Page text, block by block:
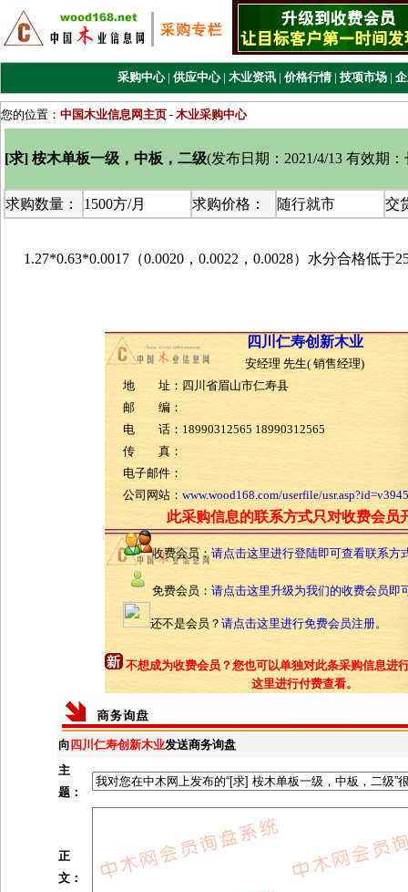
采购中心 | 供应中心 | 木业资讯 | 价格行情 | 技项市场 |
您的位置： 中国木业信息网主页 - 木业采购中心
[求] 桉木单板一级，中板，二级(发布日期：2021/4/13 有效期：
求购数量： 1500方/月 求购价格： 随行就市 交
1.27*0.63*0.0017（0.0020，0.0022，0.0028）水分合格低于
四川仁寿创新木业
安经理 先生( 销售经理)
地 址：四川省眉山市仁寿县
邮 编：
电 话：18990312565 18990312565
传 真：
电子邮件：
公司网站： www.wood168.com/userfile/usr.asp?id=v3945
此采购信息的联系方式只对收费会员
收费会员：请点击这里进行登陆即可查看联系方
免费会员： 请点击这里升级为我们的收费会员即
还不是会员？ 请点击这里进行免费会员注册。
不想成为收费会员？您也可以单独对此条采购信息进
这里进行付费查看。
向 四川仁寿创新木业发送商务询盘
主
题：
正
文：